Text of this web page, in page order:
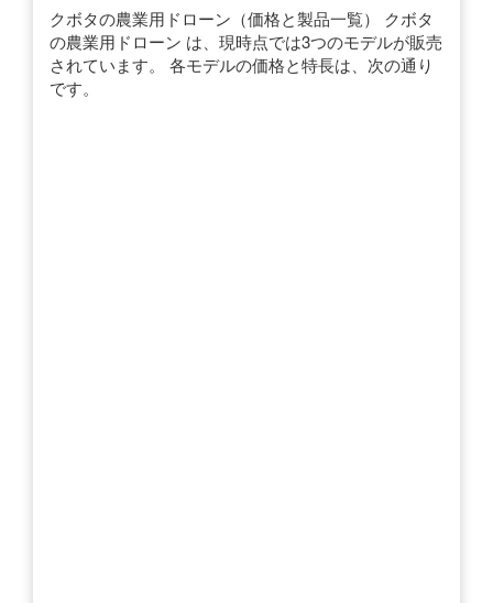
クボタの農業用ドローン（価格と製品一覧） クボタ
の農業用ドローン は、現時点では3つのモデルが販売
されています。 各モデルの価格と特長は、次の通り
です。